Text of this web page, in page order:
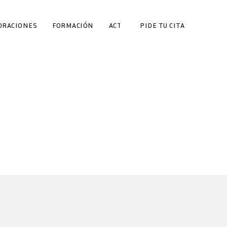
PIDE TU CITA
FORMACIÓN ACTUALIDAD CONTACTO